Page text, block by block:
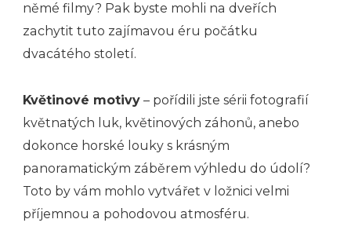
němé filmy? Pak byste mohli na dveřích
zachytit tuto zajímavou éru počátku
dvacátého století.
Květinové motivy – pořídili jste sérii fotografií
květnatých luk, květinových záhonů, anebo
dokonce horské louky s krásným
panoramatickým záběrem výhledu do údolí?
Toto by vám mohlo vytvářet v ložnici velmi
příjemnou a pohodovou atmosféru.